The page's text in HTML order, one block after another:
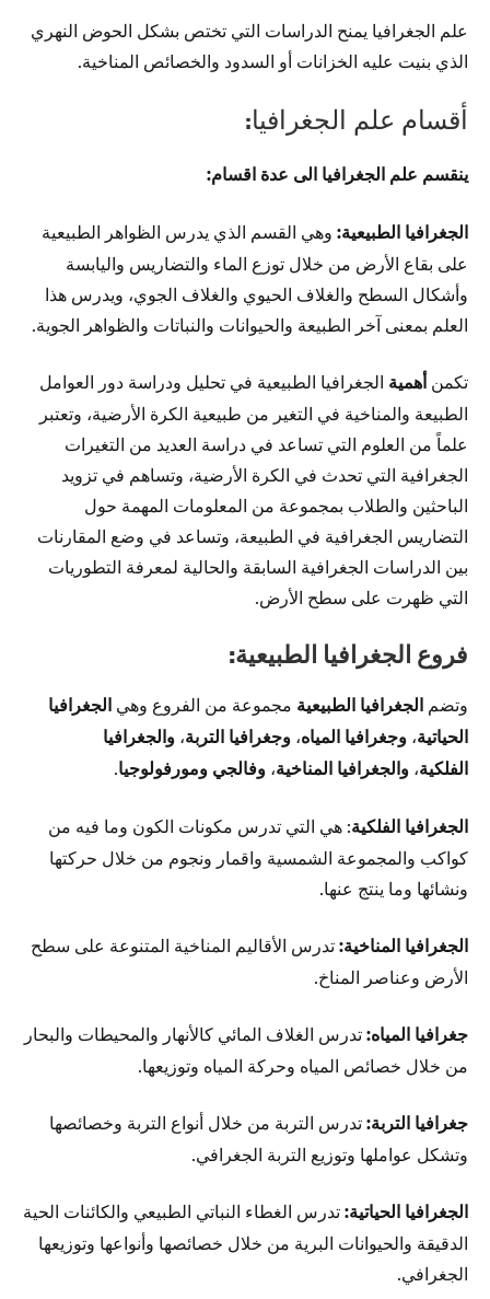
علم الجغرافيا يمنح الدراسات التي تختص بشكل الحوض النهري
الذي بنيت عليه الخزانات أو السدود والخصائص المناخية.
أقسام علم الجغرافيا:
ينقسم علم الجغرافيا الى عدة اقسام:
الجغرافيا الطبيعية: وهي القسم الذي يدرس الظواهر الطبيعية
على بقاع الأرض من خلال توزع الماء والتضاريس واليابسة
وأشكال السطح والغلاف الحيوي والغلاف الجوي، ويدرس هذا
العلم بمعنى آخر الطبيعة والحيوانات والنباتات والظواهر الجوية.
تكمنأهمية الجغرافيا الطبيعية في تحليل ودراسة دور العوامل
الطبيعة والمناخية في التغير من طبيعية الكرة الأرضية، وتعتبر
علماً من العلوم التي تساعد في دراسة العديد من التغيرات
الجغرافية التي تحدث في الكرة الأرضية، وتساهم في تزويد
الباحثين والطلاب بمجموعة من المعلومات المهمة حول
التضاريس الجغرافية في الطبيعة، وتساعد في وضع المقارنات
بين الدراسات الجغرافية السابقة والحالية لمعرفة التطوريات
التي ظهرت على سطح الأرض.
فروع الجغرافيا الطبيعية:
وتضم الجغرافيا الطبيعية مجموعة من الفروع وهي الجغرافيا
الحياتية، وجغرافيا المياه، وجغرافيا التربة، والجغرافيا
الفلكية، والجغرافيا المناخية، وفالجي ومورفولوجيا.
الجغرافيا الفلكية: هي التي تدرس مكونات الكون وما فيه من
كواكب والمجموعة الشمسية واقمار ونجوم من خلال حركتها
ونشائها وما ينتج عنها.
الجغرافيا المناخية: تدرس الأقاليم المناخية المتنوعة على سطح
الأرض وعناصر المناخ.
جغرافيا المياه: تدرس الغلاف المائي كالأنهار والمحيطات والبحار
من خلال خصائص المياه وحركة المياه وتوزيعها.
جغرافيا التربة: تدرس التربة من خلال أنواع التربة وخصائصها
وتشكل عواملها وتوزيع التربة الجغرافي.
الجغرافيا الحياتية: تدرس الغطاء النباتي الطبيعي والكائنات الحية
الدقيقة والحيوانات البرية من خلال خصائصها وأنواعها وتوزيعها
الجغرافي.